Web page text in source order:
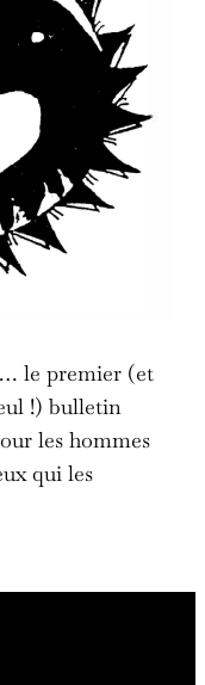
le premier (et
!) bulletin
les hommes
qui les